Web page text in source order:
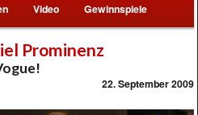
Video Gewinnspiele
Prominenz
22. September 2009